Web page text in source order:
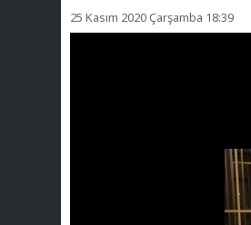
25 Kasım 2020 Çarşamba 18:39